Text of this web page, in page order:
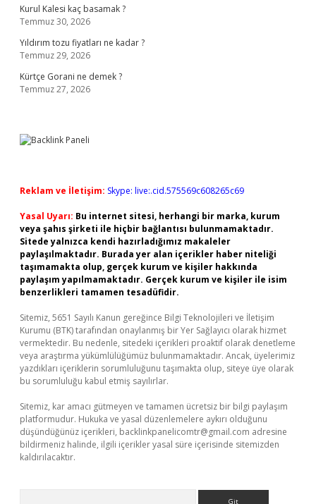
Kurul Kalesi kaç basamak ?
Temmuz 30, 2026
Yıldırım tozu fiyatları ne kadar ?
Temmuz 29, 2026
Kürtçe Gorani ne demek ?
Temmuz 27, 2026
Reklam ve İletişim: Skype: live:.cid.575569c608265c69
Yasal Uyarı: Bu internet sitesi, herhangi bir marka, kurum
veya şahıs şirketi ile hiçbir bağlantısı bulunmamaktadır.
Sitede yalnızca kendi hazırladığımız makaleler
paylaşılmaktadır. Burada yer alan içerikler haber niteliği
taşımamakta olup, gerçek kurum ve kişiler hakkında
paylaşım yapılmamaktadır. Gerçek kurum ve kişiler ile isim
benzerlikleri tamamen tesadüfidir.
Sitemiz, 5651 Sayılı Kanun gereğince Bilgi Teknolojileri ve İletişim
Kurumu (BTK) tarafından onaylanmış bir Yer Sağlayıcı olarak hizmet
vermektedir. Bu nedenle, sitedeki içerikleri proaktif olarak denetleme
veya araştırma yükümlülüğümüz bulunmamaktadır. Ancak, üyelerimiz
yazdıkları içeriklerin sorumluluğunu taşımakta olup, siteye üye olarak
bu sorumluluğu kabul etmiş sayılırlar.
Sitemiz, kar amacı gütmeyen ve tamamen ücretsiz bir bilgi paylaşım
platformudur. Hukuka ve yasal düzenlemelere aykırı olduğunu
düşündüğünüz içerikleri, backlinkpanelicomtr@gmail.com adresine
bildirmeniz halinde, ilgili içerikler yasal süre içerisinde sitemizden
kaldırılacaktır.